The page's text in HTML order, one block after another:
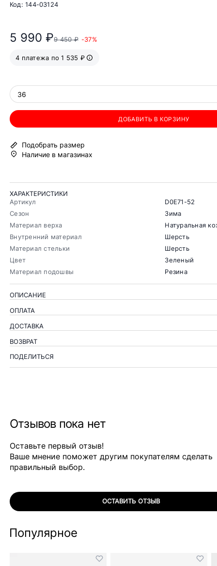
Код: 144-03124
5 990 ₽9 450 ₽ -37%
4 платежа по 1 535 ₽
36
ДОБАВИТЬ В КОРЗИНУ
Подобрать размер
Наличие в магазинах
ХАРАКТЕРИСТИКИ
Артикул
D0E71-52
Сезон
Зима
Материал верха
Натуральная
Внутренний материал
Шерсть
Материал стельки
Шерсть
Цвет
Зеленый
Материал подошвы
Резина
ОПИСАНИЕ
ОПЛАТА
ДОСТАВКА
ВОЗВРАТ
ПОДЕЛИТЬСЯ
Отзывов пока нет
Оставьте первый отзыв!
Ваше мнение поможет другим покупателям сделать
правильный выбор.
ОСТАВИТЬ ОТЗЫВ
Популярное